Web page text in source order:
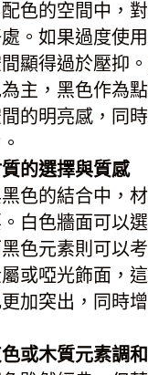
色的空間中，
。如果過度使
顯得過於壓抑
主，黑色作為
的明亮感，同
的選擇與質感
色的結合中，
白色牆面可以
色元素則可以
或啞光飾面，
加突出，同時
或木質元素調